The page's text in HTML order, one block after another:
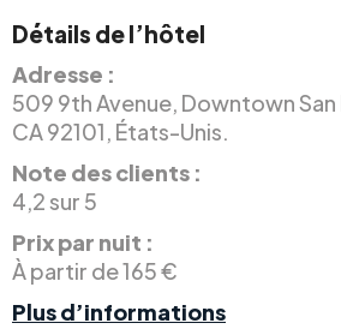
Détails de l’hôtel
Adresse :
509 9th Avenue, Downtown
CA 92101, États-Unis.
Note des clients :
4,2 sur 5
Prix par nuit :
À partir de 165 €
Plus d’informations